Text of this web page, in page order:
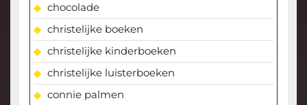
chocolade
christelijke boeken
christelijke kinderboeken
christelijke luisterboeken
connie palmen